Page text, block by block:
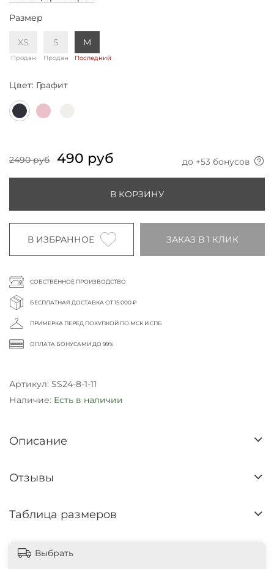
Размер
XS
Продан
S
Продан
M
Последний
Цвет: Графит
2490 руб 490 руб до +53 бонусов
В КОРЗИНУ
В ИЗБРАННОЕ ЗАКАЗ В 1 КЛИК
СОБСТВЕННОЕ ПРОИЗВОДСТВО
БЕСПЛАТНАЯ ДОСТАВКА ОТ 15 000 ₽
ПРИМЕРКА ПЕРЕД ПОКУПКОЙ ПО МСК И СПБ
ОПЛАТА БОНУСАМИ ДО 99%
Артикул: SS24-8-1-11
Наличие: Есть в наличии
Описание
Отзывы
Таблица размеров
Выбрать